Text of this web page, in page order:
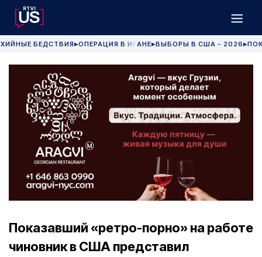
БЕДСТВИЯ▶ОПЕРАЦИЯ В ИРАНЕ▶ВЫБОРЫ В США - 2026 ▶
Показавший «ретро-порно» на работе
чиновник в США представил